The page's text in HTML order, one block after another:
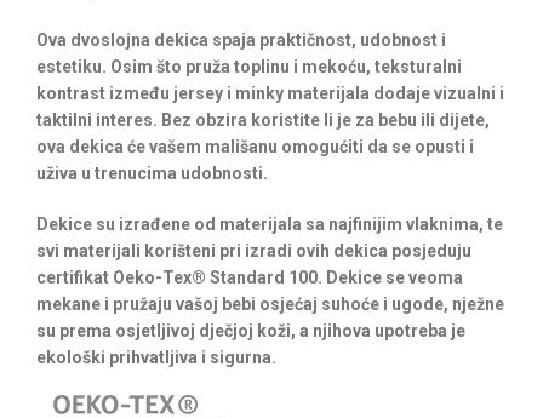
Ova dvoslojna dekica spaja praktičnost, udobnost i
estetiku. Osim što pruža toplinu i mekoću, teksturalni
kontrast između jersey i minky materijala dodaje vizualni i
taktilni interes. Bez obzira koristite li je za bebu ili dijete,
ova dekica će vašem mališanu omogućiti da se opusti i
uživa u trenucima udobnosti.
Dekice su izrađene od materijala sa najfinijim vlaknima, te
svi materijali korišteni pri izradi ovih dekica posjeduju
certifikat Oeko-Tex® Standard 100. Dekice se veoma
mekane i pružaju vašoj bebi osjećaj suhoće i ugode, nježne
su prema osjetljivoj dječjoj koži, a njihova upotreba je
ekološki prihvatljiva i sigurna.